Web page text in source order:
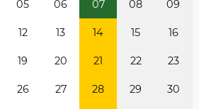
05 06 07 08 09
12 13 14 15 16
19 20 21 22 23
26 27 28 29 30